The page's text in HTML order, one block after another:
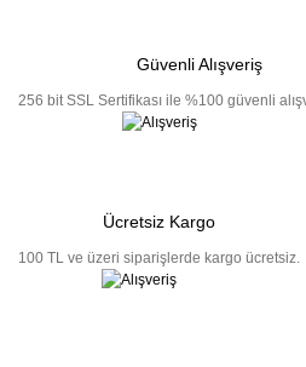
Güvenli Alışveriş
256 bit SSL Sertifikası ile %100 güvenli
Ücretsiz Kargo
100 TL ve üzeri siparişlerde kargo ücretsiz.